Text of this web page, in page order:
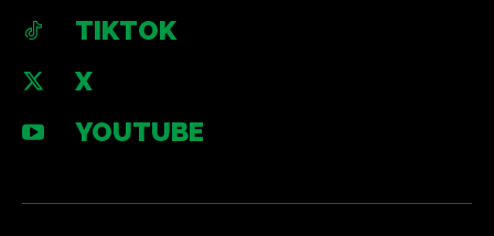
TIKTOK
X
YOUTUBE